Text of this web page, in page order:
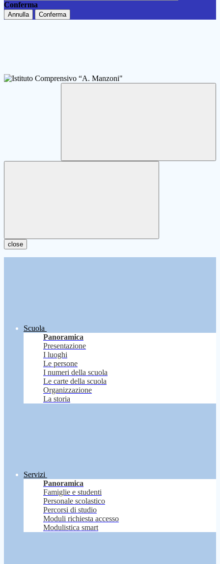
Conferma
Annulla Conferma
close
Scuola
Panoramica
Presentazione
I luoghi
Le persone
I numeri della scuola
Le carte della scuola
Organizzazione
La storia
Servizi
Panoramica
Famiglie e studenti
Personale scolastico
Percorsi di studio
Moduli richiesta accesso
Modulistica smart